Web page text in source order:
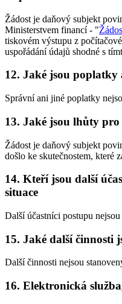
Žádost je daňový subjekt
Ministerstvem financí - "
tiskovém výstupu z
uspořádání údajů shodné s
12. Jaké jsou
Správní ani jiné poplatky
13. Jaké jsou lhůty
Žádost je daňový subjekt
došlo ke skutečnostem, které
14. Kteří jsou další
situace
Další účastníci postupu nejsou
15. Jaké další činnosti
Další činnosti nejsou
16. Elektronická